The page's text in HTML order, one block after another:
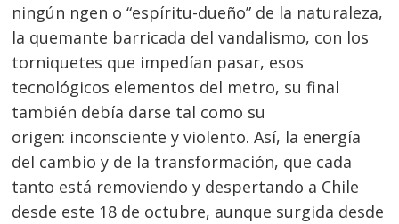
ningún ngen o “espíritu-dueño” de la naturaleza,
la quemante barricada del vandalismo, con los
torniquetes que impedían pasar, esos
tecnológicos elementos del metro, su final
también debía darse tal como su
origen: inconsciente y violento. Así, la energía
del cambio y de la transformación, que cada
tanto está removiendo y despertando a Chile
desde este 18 de octubre, aunque surgida desde